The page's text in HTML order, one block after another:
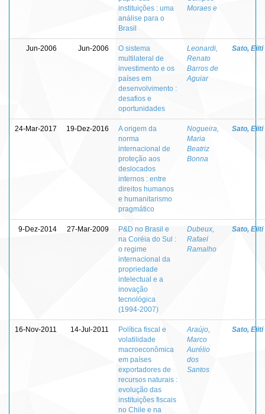
instituições : uma
análise para o
Brasil
Moraes e
Jun-2006 Jun-2006
O sistema
multilateral de
investimento e os
países em
desenvolvimento :
desafios e
oportunidades
Leonardi,
Renato
Barros de
Aguiar
Sato, Eiiti
24-Mar-2017 19-Dez-2016
A origem da
norma
internacional de
proteção aos
deslocados
internos : entre
direitos humanos
e humanitarismo
pragmático
Nogueira,
Maria
Beatriz
Bonna
Sato, Eiiti
9-Dez-2014 27-Mar-2009
P&D no Brasil e
na Coréia do Sul :
o regime
internacional da
propriedade
intelectual e a
inovação
tecnológica
(1994-2007)
Dubeux,
Rafael
Ramalho
Sato, Eiiti
16-Nov-2011 14-Jul-2011
Política fiscal e
volatilidade
macroeconômica
em países
exportadores de
recursos naturais :
evolução das
instituições fiscais
no Chile e na
Araújo,
Marco
Aurélio
dos
Santos
Sato, Eiiti